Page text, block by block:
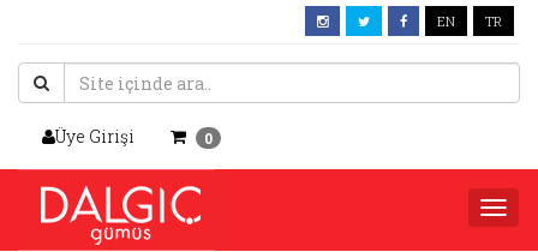
TR
EN
Üye Girişi 0